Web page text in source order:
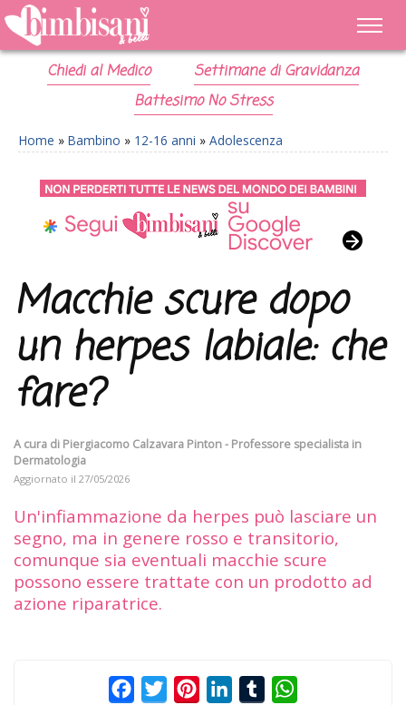
Chiedi al Medico
Settimane di Gravidanza
Battesimo No Stress
Home » Bambino » 12-16 anni » Adolescenza
Macchie scure dopo
un herpes labiale: che
fare?
A cura di Piergiacomo Calzavara Pinton - Professore specialista in
Dermatologia
Aggiornato il 27/05/2026
Un'infiammazione da herpes può lasciare un
segno, ma in genere rosso e transitorio,
comunque sia eventuali macchie scure
possono essere trattate con un prodotto ad
azione riparatrice.
FacebookTwitterPinterestLinkedInTumblr